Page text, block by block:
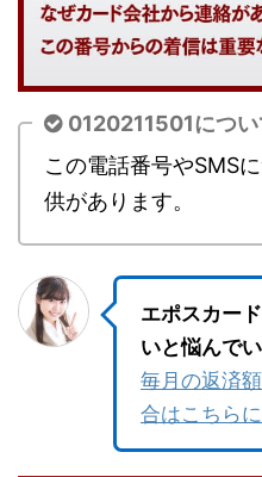
0120211501につい
この電話番号やSMS
供があります。
エポスカー
いと悩んで
毎月の返済
合はこちら